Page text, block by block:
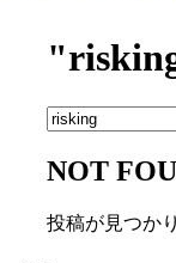
NOT
投稿が見つか